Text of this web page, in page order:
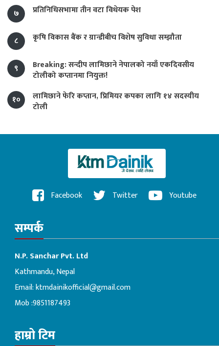
७ प्रतिनिधिसभामा तीन वटा विधेयक पेश
८ कृषि विकास बैंक र ग्रान्डीबीच विशेष सुविधा सम्झौता
९
Breaking: सन्दीप लामिछाने नेपालको नयाँ एकदिवसीय
टोलीको कप्तानमा नियुक्त!
१०
लामिछाने फेरि कप्तान, प्रिमियर कपका लागि १४ सदस्यीय
टोली
Facebook Twitter Youtube
सम्पर्क
N.P. Sanchar Pvt. Ltd
Kathmandu, Nepal
Email:ktmdainikofficial@gmail.com
Mob :9851187493
हाम्रो टिम